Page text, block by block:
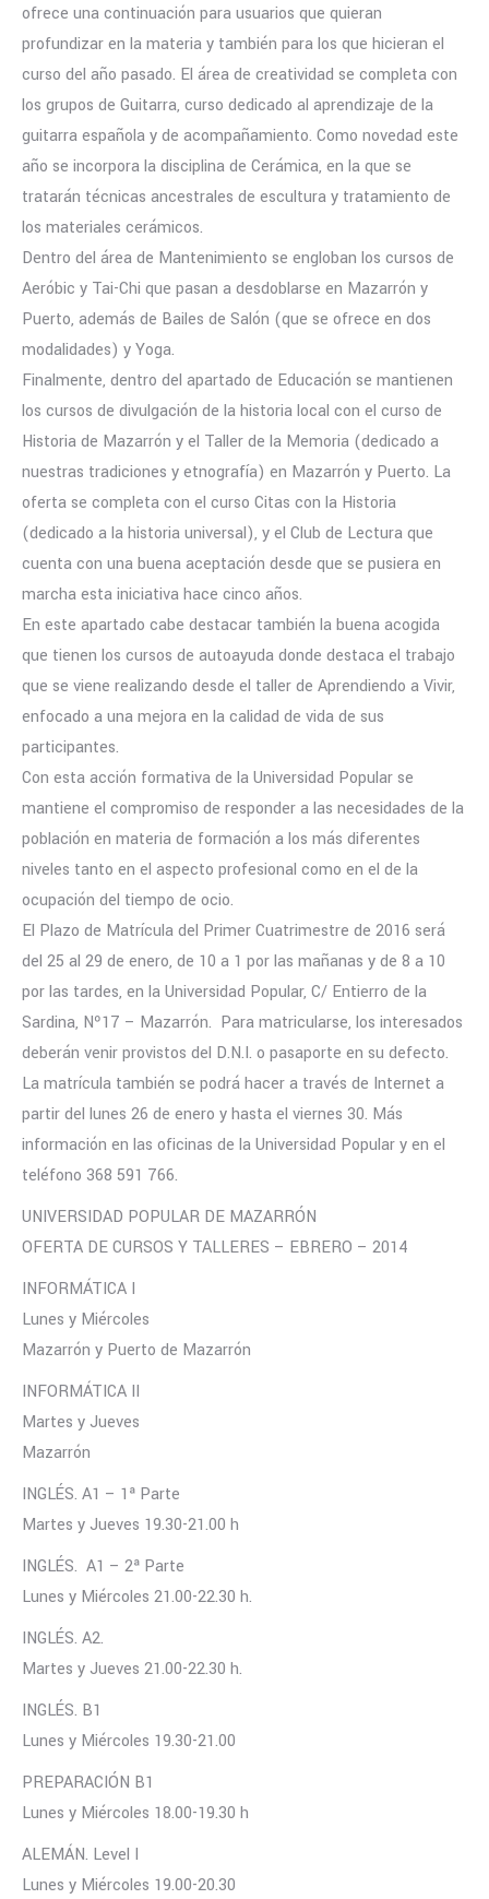
ofrece una continuación para usuarios que quieran
profundizar en la materia y también para los que hicieran el
curso del año pasado. El área de creatividad se completa con
los grupos de Guitarra, curso dedicado al aprendizaje de la
guitarra española y de acompañamiento. Como novedad este
año se incorpora la disciplina de Cerámica, en la que se
tratarán técnicas ancestrales de escultura y tratamiento de
los materiales cerámicos.
Dentro del área de Mantenimiento se engloban los cursos de
Aeróbic y Tai-Chi que pasan a desdoblarse en Mazarrón y
Puerto, además de Bailes de Salón (que se ofrece en dos
modalidades) y Yoga.
Finalmente, dentro del apartado de Educación se mantienen
los cursos de divulgación de la historia local con el curso de
Historia de Mazarrón y el Taller de la Memoria (dedicado a
nuestras tradiciones y etnografía) en Mazarrón y Puerto. La
oferta se completa con el curso Citas con la Historia
(dedicado a la historia universal), y el Club de Lectura que
cuenta con una buena aceptación desde que se pusiera en
marcha esta iniciativa hace cinco años.
En este apartado cabe destacar también la buena acogida
que tienen los cursos de autoayuda donde destaca el trabajo
que se viene realizando desde el taller de Aprendiendo a Vivir,
enfocado a una mejora en la calidad de vida de sus
participantes.
Con esta acción formativa de la Universidad Popular se
mantiene el compromiso de responder a las necesidades de la
población en materia de formación a los más diferentes
niveles tanto en el aspecto profesional como en el de la
ocupación del tiempo de ocio.
El Plazo de Matrícula del Primer Cuatrimestre de 2016 será
del 25 al 29 de enero, de 10 a 1 por las mañanas y de 8 a 10
por las tardes, en la Universidad Popular, C/ Entierro de la
Sardina, Nº17 – Mazarrón. Para matricularse, los interesados
deberán venir provistos del D.N.I. o pasaporte en su defecto.
La matrícula también se podrá hacer a través de Internet a
partir del lunes 26 de enero y hasta el viernes 30. Más
información en las oficinas de la Universidad Popular y en el
teléfono 368 591 766.
UNIVERSIDAD POPULAR DE MAZARRÓN
OFERTA DE CURSOS Y TALLERES – EBRERO – 2014
INFORMÁTICA I
Lunes y Miércoles
Mazarrón y Puerto de Mazarrón
INFORMÁTICA II
Martes y Jueves
Mazarrón
INGLÉS. A1 – 1ª Parte
Martes y Jueves 19.30-21.00 h
INGLÉS. A1 – 2ª Parte
Lunes y Miércoles 21.00-22.30 h.
INGLÉS. A2.
Martes y Jueves 21.00-22.30 h.
INGLÉS. B1
Lunes y Miércoles 19.30-21.00
PREPARACIÓN B1
Lunes y Miércoles 18.00-19.30 h
ALEMÁN. Level I
Lunes y Miércoles 19.00-20.30